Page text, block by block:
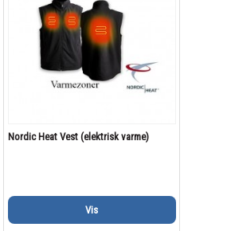
Nordic Heat Vest (elektrisk varme)
Vis